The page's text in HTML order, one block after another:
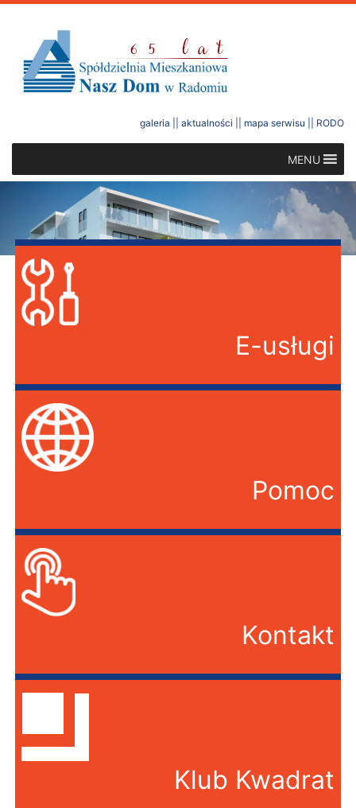
galeria aktualności mapa serwisu RODO
MENU
E-usługi
Pomoc
Kontakt
Klub Kwadrat